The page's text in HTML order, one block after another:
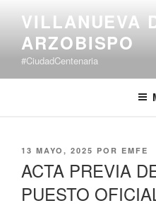
contenido
VILLANUEVA
ARZOBISPO
#CiudadCentenaria
PUBLICADO
13 MAYO, 2025 POR EMFE
ACTA PREVIA
PUESTO